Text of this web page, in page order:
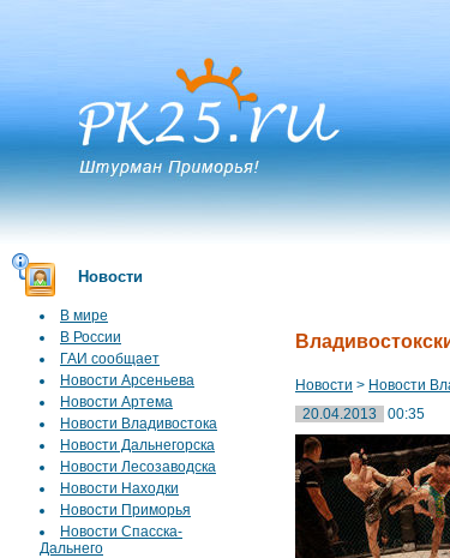
Новости
В мире
В России
ГАИ сообщает
Новости Арсеньева
Новости Артема
Новости Владивостока
Новости Дальнегорска
Новости Лесозаводска
Новости Находки
Новости Приморья
Новости Спасска-
Дальнего
Новости > Новости
20.04.2013
00:35